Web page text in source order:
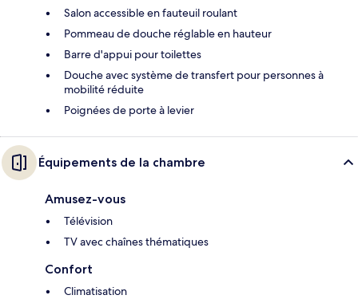
Salon accessible en fauteuil roulant
Pommeau de douche réglable en hauteur
Barre d'appui pour toilettes
Douche avec système de transfert pour personnes à
mobilité réduite
Poignées de porte à levier
Équipements de la chambre
Amusez-vous
Télévision
TV avec chaînes thématiques
Confort
Climatisation